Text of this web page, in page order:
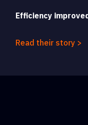
Efficiency
Read their story >